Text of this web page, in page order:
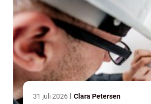
31 juli 2026 Clara Petersen